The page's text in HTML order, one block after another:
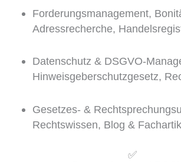
Forderungsmanagement,
Adressrecherche,
Datenschutz & DSGVO-
Hinweisgeberschutzgesetz,
Gesetzes- &
Rechtswissen, Blog &
✅